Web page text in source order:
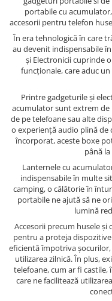
portabile cu
accesorii pentru telefon
În era tehnologică în care
au devenit indispensabile
și Electronicii cuprinde
funcționale, care aduc
Printre gadgeturile și
acumulator sunt extrem de
de pe telefoane sau alte
o experiență audio plină
încorporat, aceste boxe
până
Lanternele cu
indispensabile în multe
camping, o călătorie în
portabile ne ajută să ne
lumină
Accesorii precum husele
pentru a proteja
eficientă împotriva
utilizarea zilnică. În plus,
telefoane, cum ar fi
care ne facilitează